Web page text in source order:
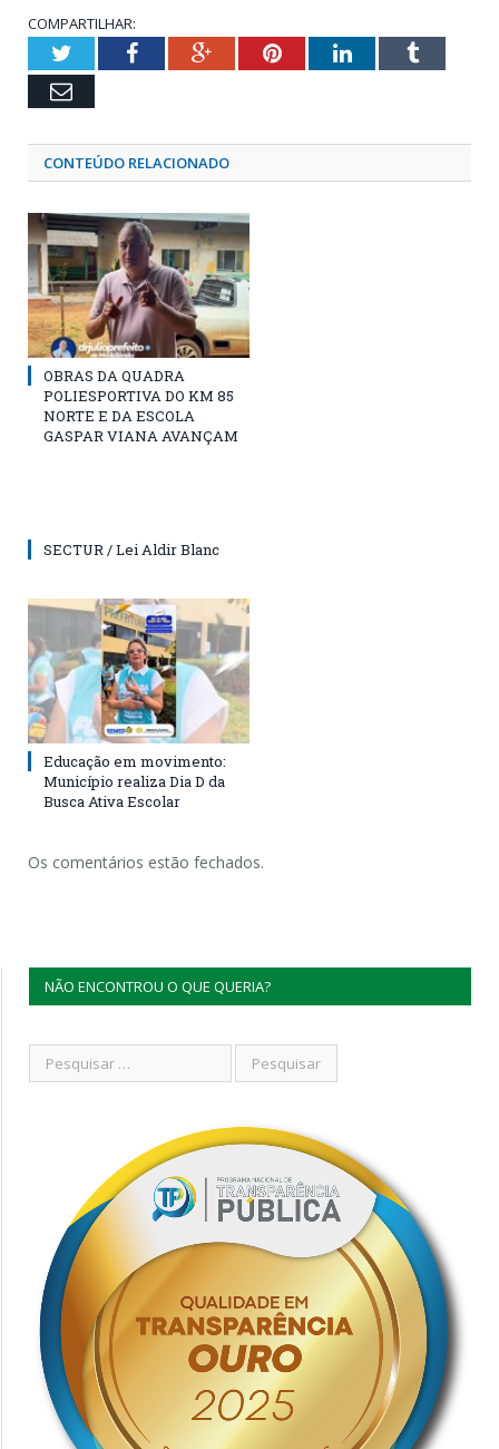
COMPARTILHAR:
TwitterFacebookGoogle+PinterestLinkedInTumblr
Email
CONTEÚDO RELACIONADO
OBRAS DA QUADRA
POLIESPORTIVA DO KM 85
NORTE E DA ESCOLA
GASPAR VIANA AVANÇAM
SECTUR / Lei Aldir Blanc
Educação em movimento:
Município realiza Dia D da
Busca Ativa Escolar
Os comentários estão fechados.
NÃO ENCONTROU O QUE QUERIA?